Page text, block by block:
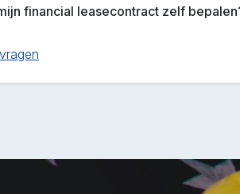
financial leasecontract zelf